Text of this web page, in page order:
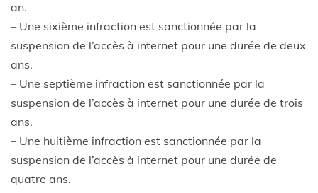
an.
– Une sixième infraction est sanctionnée par la
suspension de l’accès à internet pour une durée de deux
ans.
– Une septième infraction est sanctionnée par la
suspension de l’accès à internet pour une durée de trois
ans.
– Une huitième infraction est sanctionnée par la
suspension de l’accès à internet pour une durée de
quatre ans.